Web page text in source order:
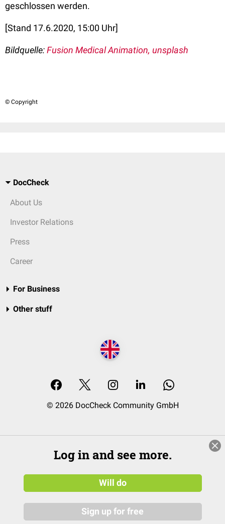
geschlossen werden.
[Stand 17.6.2020, 15:00 Uhr]
Bildquelle:Fusion Medical Animation, unsplash
© Copyright
DocCheck
About Us
Investor Relations
Press
Career
For Business
Other stuff
© 2026 DocCheck Community GmbH
Log in and see more.
Will do
Sign up for free